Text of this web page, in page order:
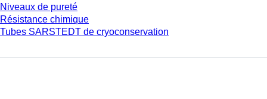
Niveaux de pureté
Résistance chimique
Tubes SARSTEDT de cryoconservation